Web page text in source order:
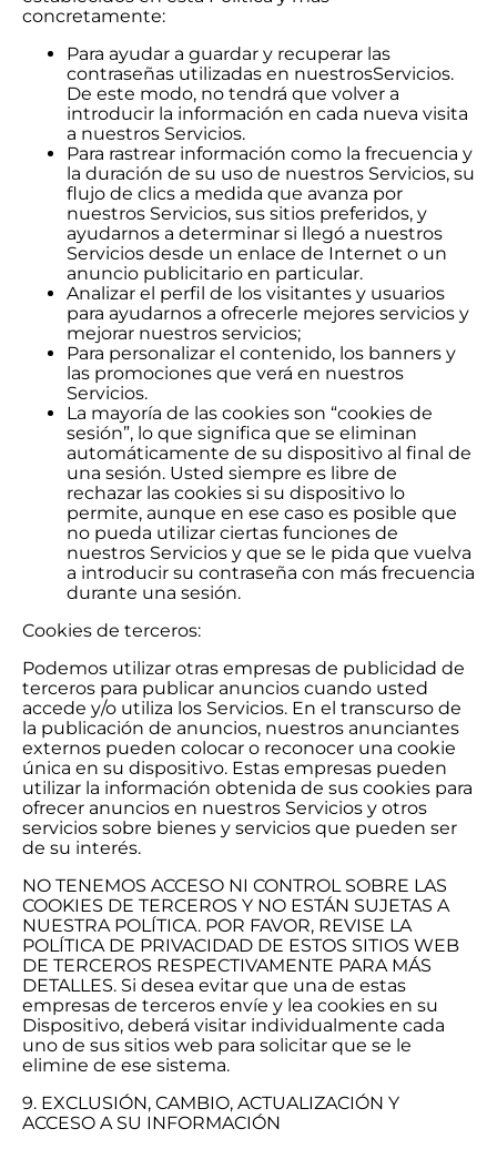
concretamente:
Para ayudar a guardar y recuperar las
contraseñas utilizadas en nuestrosServicios.
De este modo, no tendrá que volver a
introducir la información en cada nueva visita
a nuestros Servicios.
Para rastrear información como la frecuencia y
la duración de su uso de nuestros Servicios, su
flujo de clics a medida que avanza por
nuestros Servicios, sus sitios preferidos, y
ayudarnos a determinar si llegó a nuestros
Servicios desde un enlace de Internet o un
anuncio publicitario en particular.
Analizar el perfil de los visitantes y usuarios
para ayudarnos a ofrecerle mejores servicios y
mejorar nuestros servicios;
Para personalizar el contenido, los banners y
las promociones que verá en nuestros
Servicios.
La mayoría de las cookies son “cookies de
sesión”, lo que significa que se eliminan
automáticamente de su dispositivo al final de
una sesión. Usted siempre es libre de
rechazar las cookies si su dispositivo lo
permite, aunque en ese caso es posible que
no pueda utilizar ciertas funciones de
nuestros Servicios y que se le pida que vuelva
a introducir su contraseña con más frecuencia
durante una sesión.
Cookies de terceros:
Podemos utilizar otras empresas de publicidad de
terceros para publicar anuncios cuando usted
accede y/o utiliza los Servicios. En el transcurso de
la publicación de anuncios, nuestros anunciantes
externos pueden colocar o reconocer una cookie
única en su dispositivo. Estas empresas pueden
utilizar la información obtenida de sus cookies para
ofrecer anuncios en nuestros Servicios y otros
servicios sobre bienes y servicios que pueden ser
de su interés.
NO TENEMOS ACCESO NI CONTROL SOBRE LAS
COOKIES DE TERCEROS Y NO ESTÁN SUJETAS A
NUESTRA POLÍTICA. POR FAVOR, REVISE LA
POLÍTICA DE PRIVACIDAD DE ESTOS SITIOS WEB
DE TERCEROS RESPECTIVAMENTE PARA MÁS
DETALLES. Si desea evitar que una de estas
empresas de terceros envíe y lea cookies en su
Dispositivo, deberá visitar individualmente cada
uno de sus sitios web para solicitar que se le
elimine de ese sistema.
9. EXCLUSIÓN, CAMBIO, ACTUALIZACIÓN Y
ACCESO A SU INFORMACIÓN